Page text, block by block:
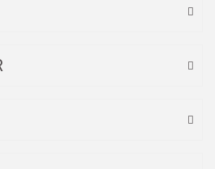
daha pahalı.